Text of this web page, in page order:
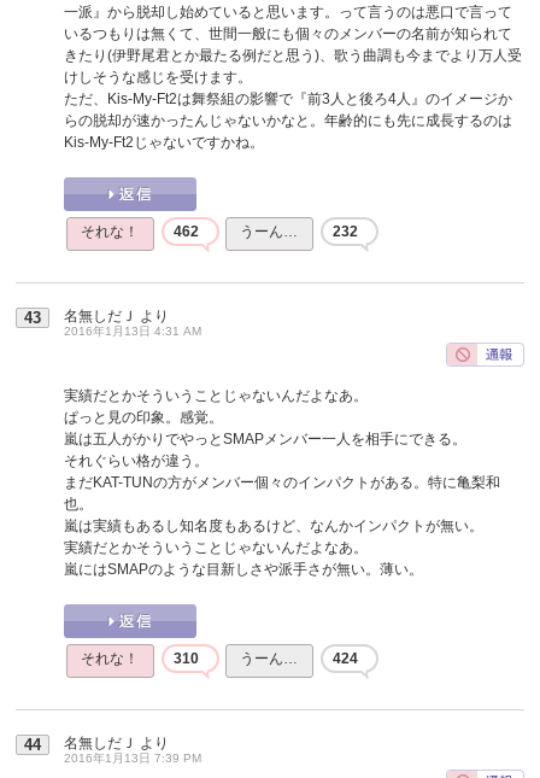
一派』から脱却し始めていると思います。って言うのは悪口で言って
いるつもりは無くて、世間一般にも個々のメンバーの名前が知られて
きたり(伊野尾君とか最たる例だと思う)、歌う曲調も今までより万人受
けしそうな感じを受けます。
ただ、Kis-My-Ft2は舞祭組の影響で『前3人と後ろ4人』のイメージか
らの脱却が速かったんじゃないかなと。年齢的にも先に成長するのは
Kis-My-Ft2じゃないですかね。
それな！ 462 うーん… 232
43 名無しだＪ より
2016年1月13日 4:31 AM
実績だとかそういうことじゃないんだよなあ。
ぱっと見の印象。感覚。
嵐は五人がかりでやっとSMAPメンバー一人を相手にできる。
それぐらい格が違う。
まだKAT-TUNの方がメンバー個々のインパクトがある。特に亀梨和
也。
嵐は実績もあるし知名度もあるけど、なんかインパクトが無い。
実績だとかそういうことじゃないんだよなあ。
嵐にはSMAPのような目新しさや派手さが無い。薄い。
それな！ 310 うーん… 424
44 名無しだＪ より
2016年1月13日 7:39 PM